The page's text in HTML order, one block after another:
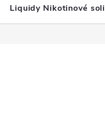
Liquidy Nikotinové soli